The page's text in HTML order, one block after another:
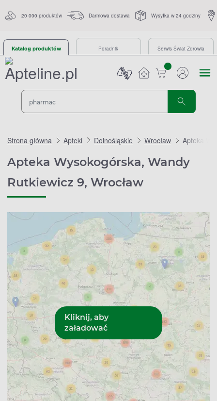
20 000 produktów Darmowa dostawa Wysyłka w 24 godziny
Katalog produktów Poradnik Serwis Świat Zdrowia
sztuk
Strona główna Apteki Dolnośląskie Wrocław Apteka
Apteka Wysokogórska, Wandy
Rutkiewicz 9, Wrocław